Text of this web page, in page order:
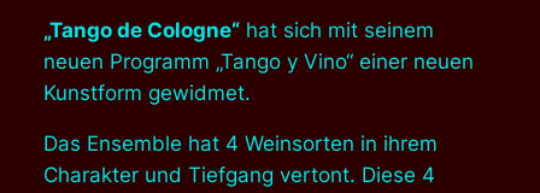
„Tango de Cologne“ hat sich mit seinem
neuen Programm „Tango y Vino“ einer neuen
Kunstform gewidmet.
Das Ensemble hat 4 Weinsorten in ihrem
Charakter und Tiefgang vertont. Diese 4